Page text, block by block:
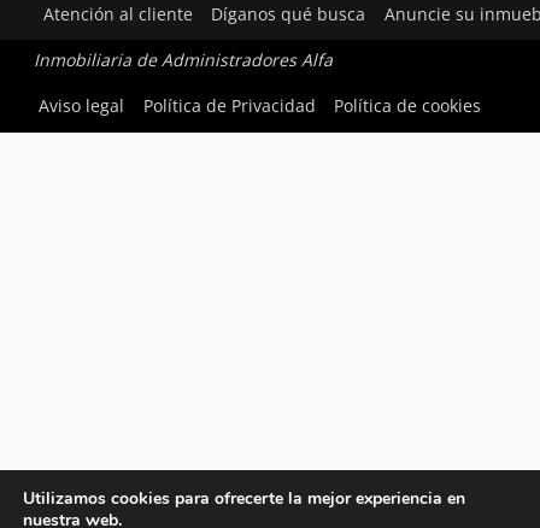
Atención al cliente Díganos qué busca Anuncie su
Inmobiliaria de Administradores Alfa
Aviso legal
Política de Privacidad Política de cookies
Utilizamos cookies para ofrecerte la mejor experiencia en
nuestra web.